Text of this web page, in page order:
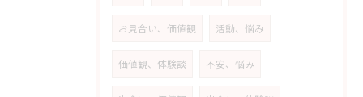
お見合い、価値観 活動、悩み
価値観、体験談 不安、悩み